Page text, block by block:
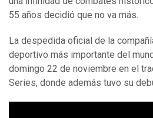
55 años decidió que no va más.
La despedida oficial de la
deportivo más importante del
domingo 22 de noviembre en el
Series, donde además tuvo su